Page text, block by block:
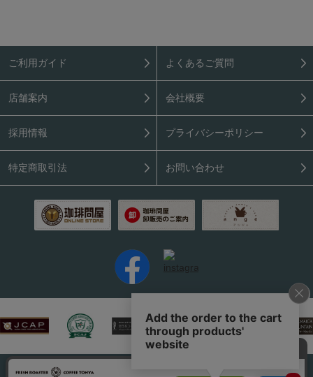
ご利用ガイド よくあるご質問
店舗案内 会社概要
採用情報 プライバシーポリシー
特定商取引法 お問い合わせ